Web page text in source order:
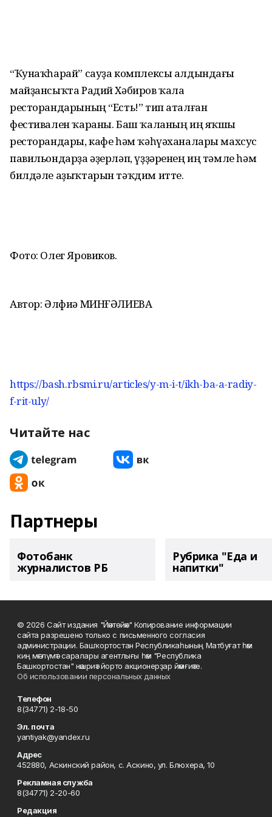
“Ҡунаҡһарай” сауҙа комплексы алдындағы
майҙансыҡта Радий Хәбиров ҡала
ресторандарының “Есть!” тип аталған
фестивален ҡараны. Баш ҡаланың иң яҡшы
ресторандары, кафе һәм ҡәһүәханалары махсус
павильондарҙа әҙерләп, үҙҙәренең иң тәмле һәм
билдәле аҙыҡтарын тәҡдим итте.
Фото: Олег Яровиков.
Автор: Әлфиә МИНҒӘЛИЕВА
https://bash.rbsmi.ru/articles/y-m-i-t/ikh-ba-a-radiy-
f-rit-uly/
Читайте нас
Партнеры
Фотобанк
журналистов РБ
Рубрика "Еда и
напитки"
© 2026 Сайт издания "Йәнтөйәк" Копирование информации
сайта разрешено только с письменного согласия
администрации. Башҡортостан Республикаһының Матбуғат һәм
киң мәғлүмәт саралары агентлығы һәм "Республика
Башкортостан" нәшриәт йорто акционерҙар йәмғиәте.
Об использовании персональных данных
Телефон
8(34771) 2-18-50
Эл. почта
yantiyak@yandex.ru
Адрес
452880, Аскинский район, с. Аскино, ул. Блюхера, 10
Рекламная служба
8(34771) 2-20-60
Редакция